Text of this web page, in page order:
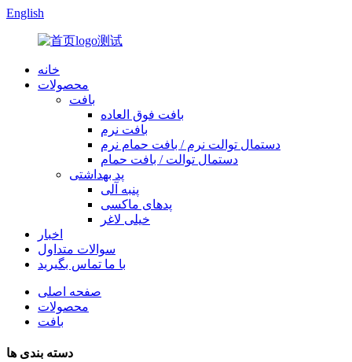
English
خانه
محصولات
بافت
بافت فوق العاده
بافت نرم
دستمال توالت نرم / بافت حمام نرم
دستمال توالت / بافت حمام
پد بهداشتی
پنبه آلی
پدهای ماکسی
خیلی لاغر
اخبار
سوالات متداول
با ما تماس بگیرید
صفحه اصلی
محصولات
بافت
دسته بندی ها